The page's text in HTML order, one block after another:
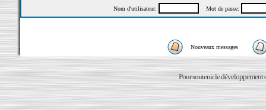
Nom d'utilisateur: Mot de passe:
Nouveaux messages
Pour soutenir le développement